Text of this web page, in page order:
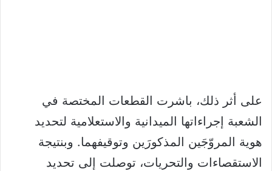
على أثر ذلك، باشرت القطعات المختصة في
الشعبة إجراءاتها الميدانية والاستعلامية لتحديد
هوية المروّجَين المذكورَين وتوقيفهما. وبنتيجة
الاستقصاءات والتحريات، توصلت إلى تحديد